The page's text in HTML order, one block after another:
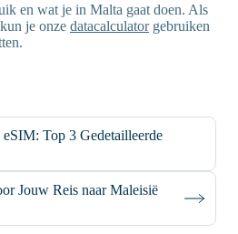
en wat je in Malta gaat doen. Als
je onze datacalculatorgebruiken
Top 3 Gedetailleerde
Jouw Reis naar Maleisië